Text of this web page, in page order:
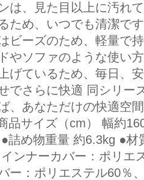
は、見た目以上に汚れ
ため、いつでも清潔で
ビーズのため、軽量で
やソファのような使い
げているため、毎日、
でさらに快適 同シリー
、あなただけの快適空
品サイズ（cm） 幅約
詰め物重量 約6.3kg ●
ンナーカバー：ポリエ
ー：ポリエステル60％